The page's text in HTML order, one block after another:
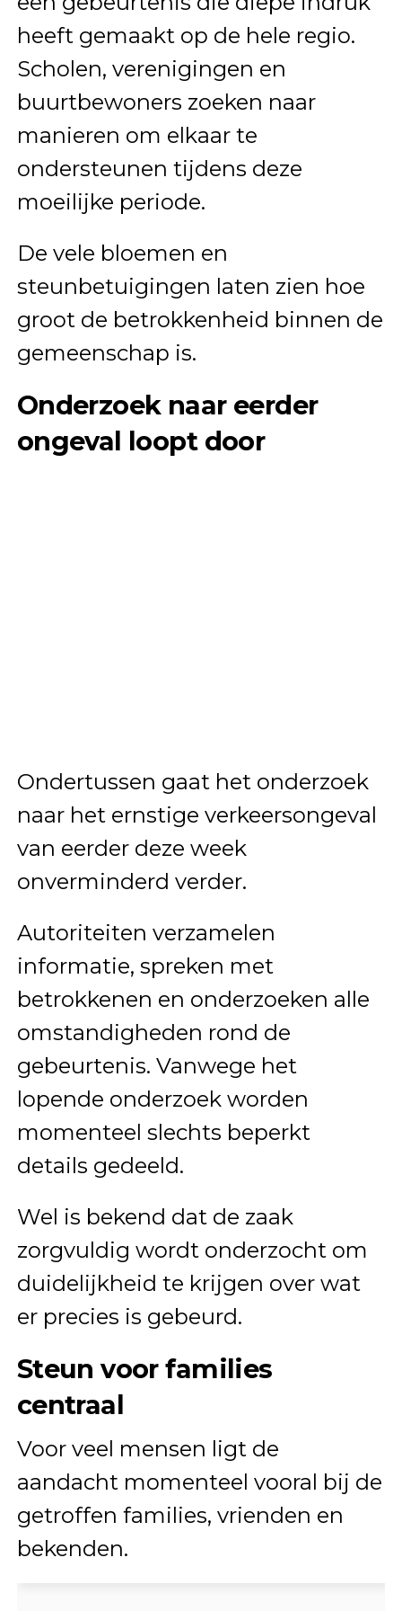
heeft gemaakt op de hele regio.
Scholen, verenigingen en
buurtbewoners zoeken naar
manieren om elkaar te
ondersteunen tijdens deze
moeilijke periode.
De vele bloemen en
steunbetuigingen laten zien hoe
groot de betrokkenheid binnen de
gemeenschap is.
Onderzoek naar eerder
ongeval loopt door
Ondertussen gaat het onderzoek
naar het ernstige verkeersongeval
van eerder deze week
onverminderd verder.
Autoriteiten verzamelen
informatie, spreken met
betrokkenen en onderzoeken alle
omstandigheden rond de
gebeurtenis. Vanwege het
lopende onderzoek worden
momenteel slechts beperkt
details gedeeld.
Wel is bekend dat de zaak
zorgvuldig wordt onderzocht om
duidelijkheid te krijgen over wat
er precies is gebeurd.
Steun voor families
centraal
Voor veel mensen ligt de
aandacht momenteel vooral bij de
getroffen families, vrienden en
bekenden.